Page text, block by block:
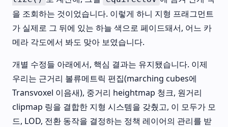
을 조회하는 것이었습니다. 이렇게 하니 지형 프래그먼트
가 실제로 그 뒤에 있는 하늘 색으로 페이드돼서, 어느 카
메라 각도에서 봐도 맞아 보였습니다.
개별 수정들 아래에서, 핵심 결과는 유지됐습니다. 이제
우리는 근거리 볼류메트릭 편집(marching cubes에
Transvoxel 이음새), 중거리 heightmap 청크, 원거리
clipmap 링을 결합한 지형 시스템을 갖췄고, 이 모두가 모
드, LOD, 전환 동작을 결정하는 정책 레이어의 관리를 받